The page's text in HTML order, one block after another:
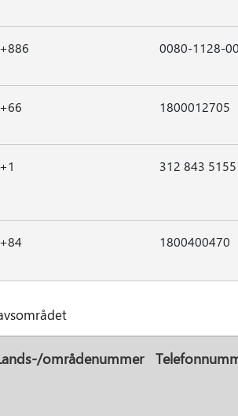
+886 0080-1128-
+66 1800012705
+1 312 843 5155
+84 1800400470
områdenummer